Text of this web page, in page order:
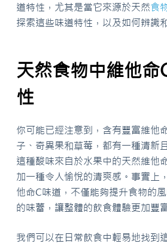
道特性，尤其是當它來源於天然食
探索這些味道特性，以及如何辨識
天然食物中維他命
性
你可能已經注意到，含有豐富維他
子、奇異果和草莓，都有一種清新
這種酸味來自於水果中的天然維他
加一種令人愉悅的清爽感。事實上
他命C味道，不僅能夠提升食物的
的味蕾，讓整體的飲食體驗更加豐
我們可以在日常飲食中輕易地找到